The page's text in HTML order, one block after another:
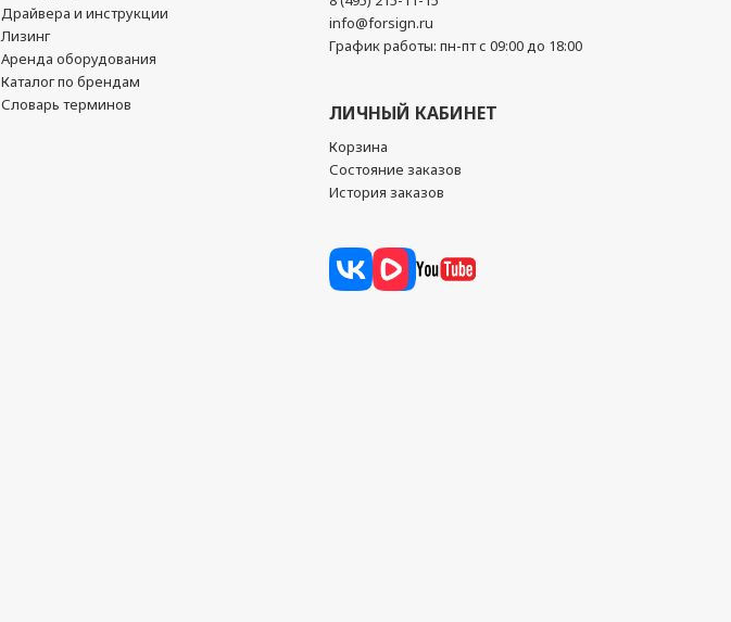
Драйвера и инструкции
Лизинг
Аренда оборудования
Каталог по брендам
Словарь терминов
info@forsign.ru
График работы: пн-пт с 09:00 до 18:00
ЛИЧНЫЙ КАБИНЕТ
Корзина
Состояние заказов
История заказов